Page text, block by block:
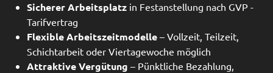
Sicherer Arbeitsplatz in Festanstellung nach GVP -
Tarifvertrag
Flexible Arbeitszeitmodelle – Vollzeit, Teilzeit,
Schichtarbeit oder Viertagewoche möglich
Attraktive Vergütung – Pünktliche Bezahlung,